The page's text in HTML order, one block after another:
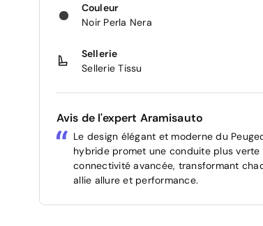
Couleur
Noir Perla Nera
Sellerie
Sellerie Tissu
Avis de l'expert Aramisauto
Le design élégant et moderne du
hybride promet une conduite plus
connectivité avancée, transformant
allie allure et performance.